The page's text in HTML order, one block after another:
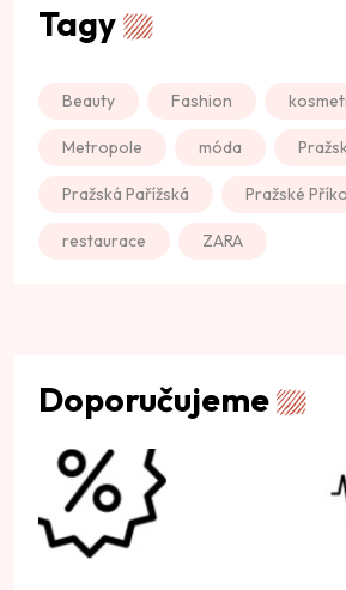
Tagy
Beauty Fashion
Metropole móda
Pražská Pařížská Pražské
restaurace ZARA
Doporučujeme